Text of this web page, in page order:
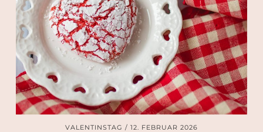
VALENTINSTAG 12. FEBRUAR 2026